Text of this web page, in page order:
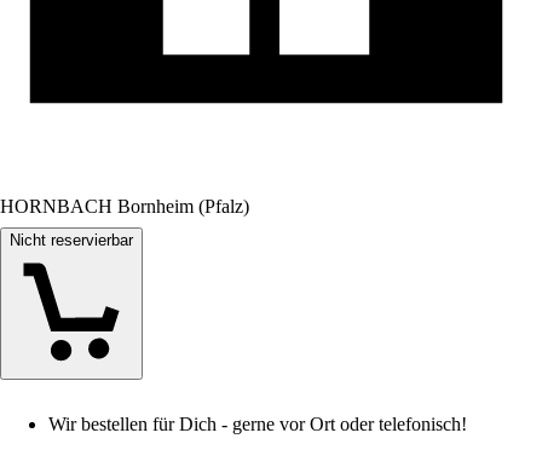
HORNBACH Bornheim (Pfalz)
Nicht reservierbar
Wir bestellen für Dich - gerne vor Ort oder telefonisch!